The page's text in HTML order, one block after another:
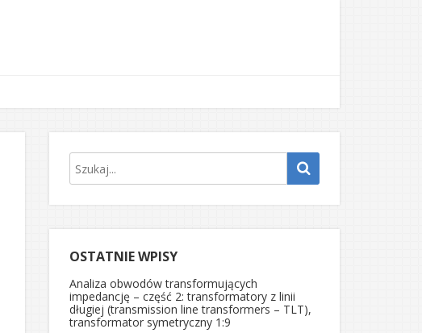
OSTATNIE WPISY
Analiza obwodów transformujących
impedancję – część 2: transformatory z linii
długiej (transmission line transformers – TLT),
transformator symetryczny 1:9